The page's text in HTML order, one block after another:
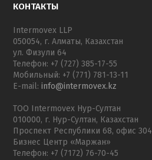
КОНТАКТЫ
Intermovex LLP
050054, г. Алматы, Казахстан
ул. Физули 64
Телефон: +7 (727) 385-17-55
Мобильный: +7 (771) 781-13-11
E-mail:info@intermovex.kz
ТОО Intermovex Нур-Султан
010000, г. Нур-Султан, Казахстан
Проспект Республики 68, офис 304
Бизнес Центр «Маржан»
Телефон: +7 (7172) 76-70-45